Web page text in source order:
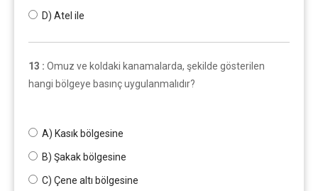
D) Atel ile
13 : Omuz ve koldaki kanamalarda, şekilde gösterilen
hangi bölgeye basınç uygulanmalıdır?
A) Kasık bölgesine
B) Şakak bölgesine
C) Çene altı bölgesine